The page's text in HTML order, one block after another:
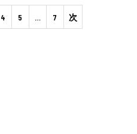
4 5 … 7 次